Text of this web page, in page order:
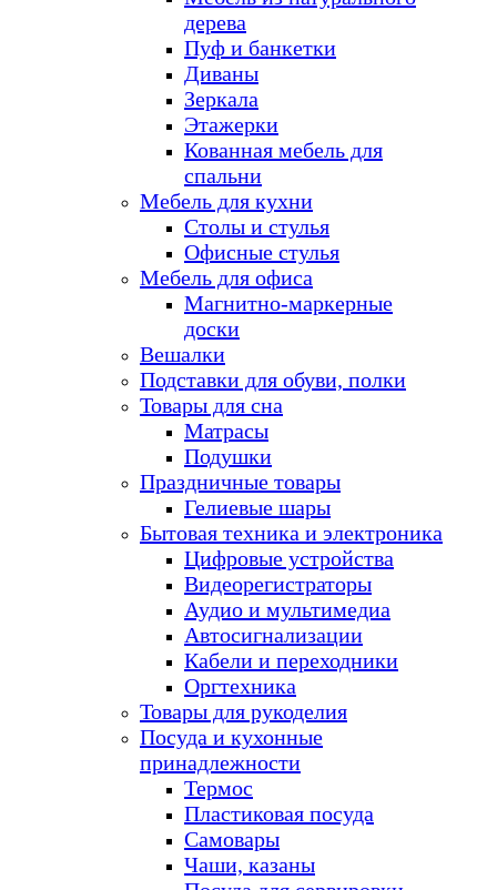
дерева
Пуф и банкетки
Диваны
Зеркала
Этажерки
Кованная мебель для
спальни
Мебель для кухни
Столы и стулья
Офисные стулья
Мебель для офиса
Магнитно-маркерные
доски
Вешалки
Подставки для обуви, полки
Товары для сна
Матрасы
Подушки
Праздничные товары
Гелиевые шары
Бытовая техника и электроника
Цифровые устройства
Видеорегистраторы
Аудио и мультимедиа
Автосигнализации
Кабели и переходники
Оргтехника
Товары для рукоделия
Посуда и кухонные
принадлежности
Термос
Пластиковая посуда
Самовары
Чаши, казаны